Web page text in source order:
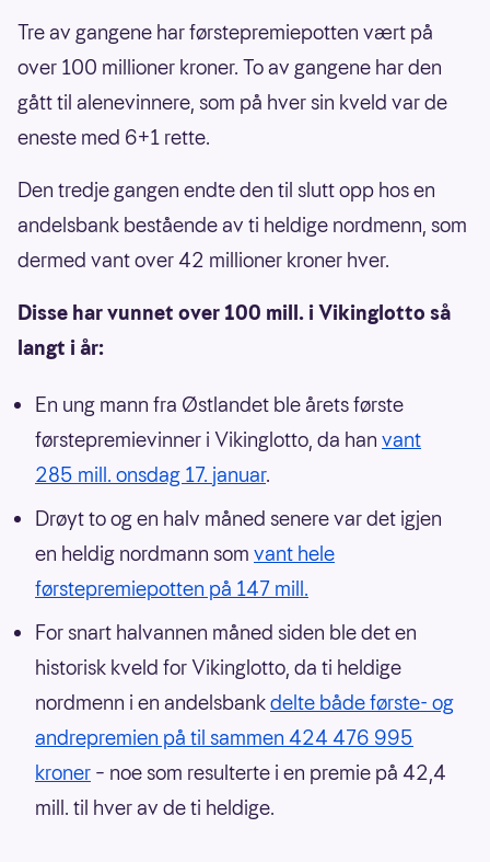
Tre av gangene har førstepremiepotten vært på
over 100 millioner kroner. To av gangene har den
gått til alenevinnere, som på hver sin kveld var de
eneste med 6+1 rette.
Den tredje gangen endte den til slutt opp hos en
andelsbank bestående av ti heldige nordmenn, som
dermed vant over 42 millioner kroner hver.
Disse har vunnet over 100 mill. i Vikinglotto så
langt i år:
En ung mann fra Østlandet ble årets første
førstepremievinner i Vikinglotto, da han vant
285 mill. onsdag 17. januar.
Drøyt to og en halv måned senere var det igjen
en heldig nordmann som vant hele
førstepremiepotten på 147 mill.
For snart halvannen måned siden ble det en
historisk kveld for Vikinglotto, da ti heldige
nordmenn i en andelsbankdelte både første- og
andrepremien på til sammen 424 476 995
kroner – noe som resulterte i en premie på 42,4
mill. til hver av de ti heldige.